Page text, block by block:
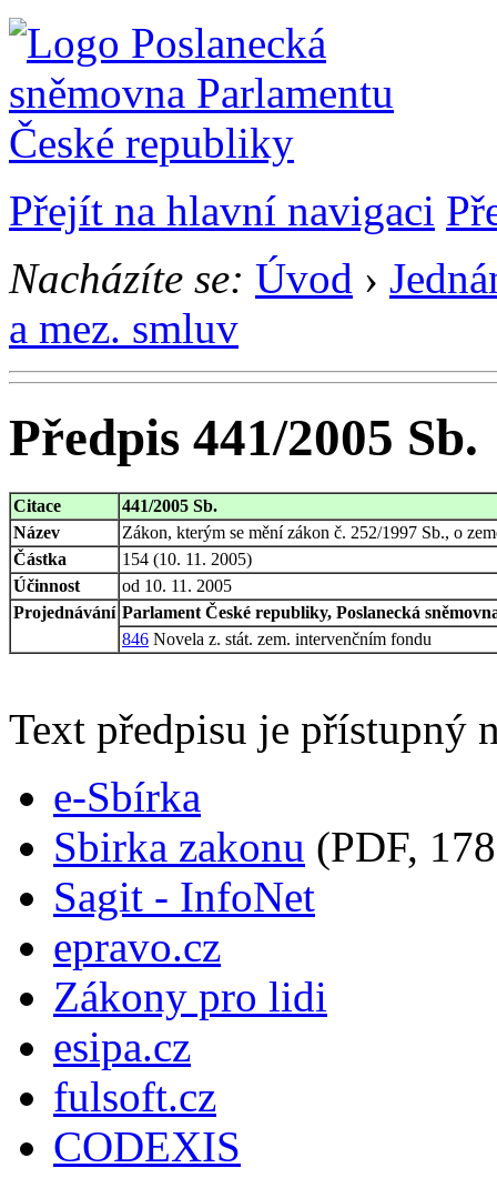
Přejít na hlavní navigaci
Nacházíte se: Úvod ›
a mez. smluv
Předpis 441/2005 Sb.
Citace
441/2005 Sb.
Název
Zákon, kterým se mění zákon č. 252/1997 Sb., o
Částka
154 (10. 11. 2005)
Účinnost
od 10. 11. 2005
Projednávání Parlament České republiky, Poslanecká
846 Novela z. stát. zem. intervenčním fondu
Text předpisu je přístupný
e-Sbírka
Sbirka zakonu (PDF,
Sagit - InfoNet
epravo.cz
Zákony pro lidi
esipa.cz
fulsoft.cz
CODEXIS